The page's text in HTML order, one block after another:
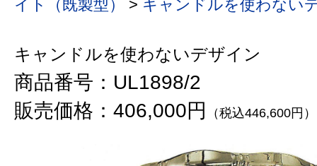
イト（既製型）
> キャンドルを使わない
キャンドルを使わないデザイン
商品番号：UL1898/2
販売価格：406,000円
（税込446,600円）